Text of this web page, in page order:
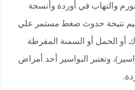
تورم والتهاب في أوردة وأنسجة
نتيجة حدوث ضغط مستمر علي
أو الحمل أو السمنة المفرطة
وتعتبر البواسير أحد أمراض